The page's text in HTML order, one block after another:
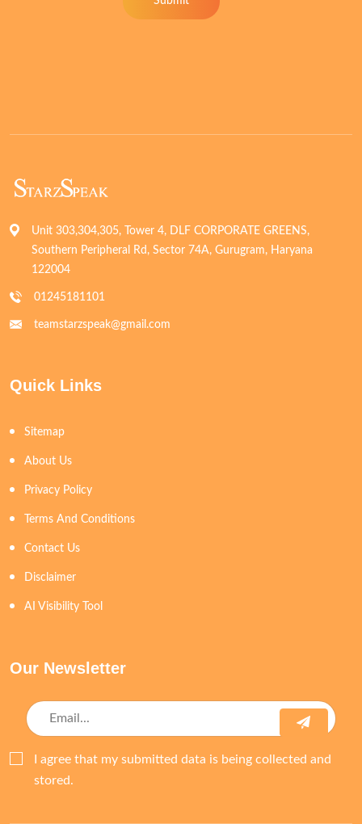
Unit 303,304,305, Tower 4, DLF CORPORATE GREENS,
Southern Peripheral Rd, Sector 74A, Gurugram, Haryana
122004
01245181101
teamstarzspeak@gmail.com
Quick Links
Sitemap
About Us
Privacy Policy
Terms And Conditions
Contact Us
Disclaimer
AI Visibility Tool
Our Newsletter
I agree that my submitted data is being collected and
stored.